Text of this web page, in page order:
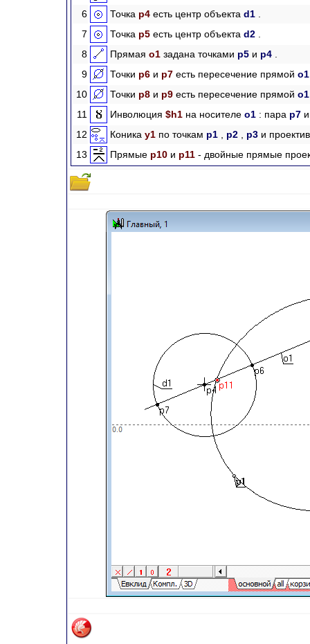
6
Точка p4 есть центр объекта d1
7
Точка p5 есть центр объекта d2
8
Прямая o1 задана точками p5 и p4
9
Точки p6 и p7 есть пересечение прямой
10
Точки p8 и p9 есть пересечение прямой
11
Инволюция $h1 на носителе o1 : пара p7
12
Коника y1 по точкам p1 p2 p3 и
13
Прямые p10 и p11 - двойные прямые